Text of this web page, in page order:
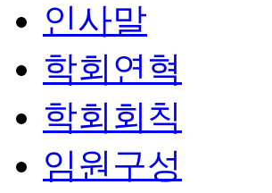
인사말
학회연혁
학회회칙
임원구성